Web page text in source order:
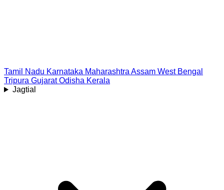
Tamil Nadu Karnataka Maharashtra Assam West Bengal
Tripura Gujarat Odisha Kerala
Jagtial